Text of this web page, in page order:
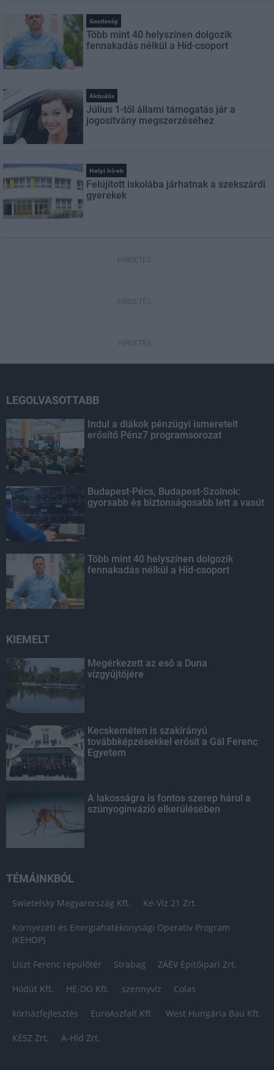
Gazdaság
Több mint 40 helyszínen dolgozik
fennakadás nélkül a Híd-csoport
Aktuális
Július 1-től állami támogatás jár a
jogosítvány megszerzéséhez
Helyi hírek
Felújított iskolába járhatnak a szekszárdi
gyerekek
HIRDETÉS
HIRDETÉS
HIRDETÉS
LEGOLVASOTTABB
Indul a diákok pénzügyi ismereteit
erősítő Pénz7 programsorozat
Budapest-Pécs, Budapest-Szolnok:
gyorsabb és biztonságosabb lett a vasút
Több mint 40 helyszínen dolgozik
fennakadás nélkül a Híd-csoport
KIEMELT
Megérkezett az eső a Duna
vízgyűjtőjére
Kecskeméten is szakirányú
továbbképzésekkel erősít a Gál Ferenc
Egyetem
A lakosságra is fontos szerep hárul a
szúnyoginvázió elkerülésében
TÉMÁINKBÓL
Swietelsky Magyarország Kft. Ke-Víz 21 Zrt.
Környezeti és Energiahatékonysági Operatív Program
(KEHOP)
Liszt Ferenc repülőtér Strabag ZÁÉV Építőipari Zrt.
Hódút Kft. HE-DO Kft. szennyvíz Colas
kórházfejlesztés EuroAszfalt Kft. West Hungária Bau Kft.
KÉSZ Zrt. A-Híd Zrt.